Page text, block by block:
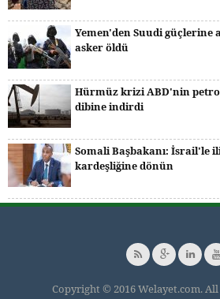
Yemen'den Suudi güçlerine
asker öldü
Hürmüz krizi ABD'nin
dibine indirdi
Somali Başbakanı: İsrail'le
kardeşliğine dönün
Copyright © 2016 Welayet.com.